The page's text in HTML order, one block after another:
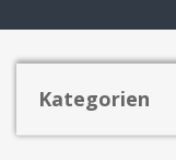
Kategorien